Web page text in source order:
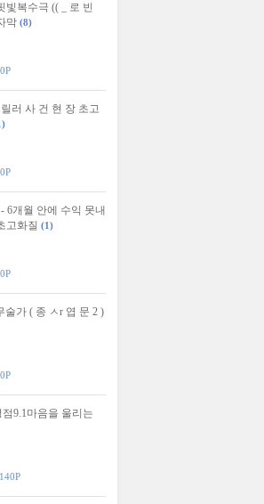
빛복수극 (( _ 로 빈
막 (8)
러 사 건 현 장 초고
6개월 안에 수익 못내
고화질 (1)
술가 ( 종 ㅅr 엽 문 2 )
9.1마음을 울리는
140P